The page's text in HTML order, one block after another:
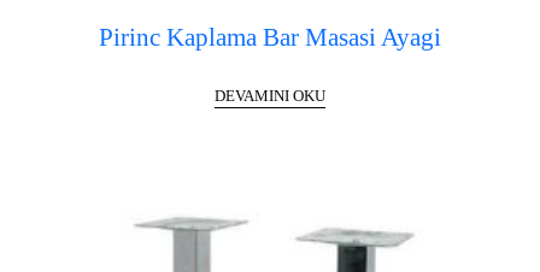
Pirinc Kaplama Bar Masasi Ayagi
DEVAMINI OKU